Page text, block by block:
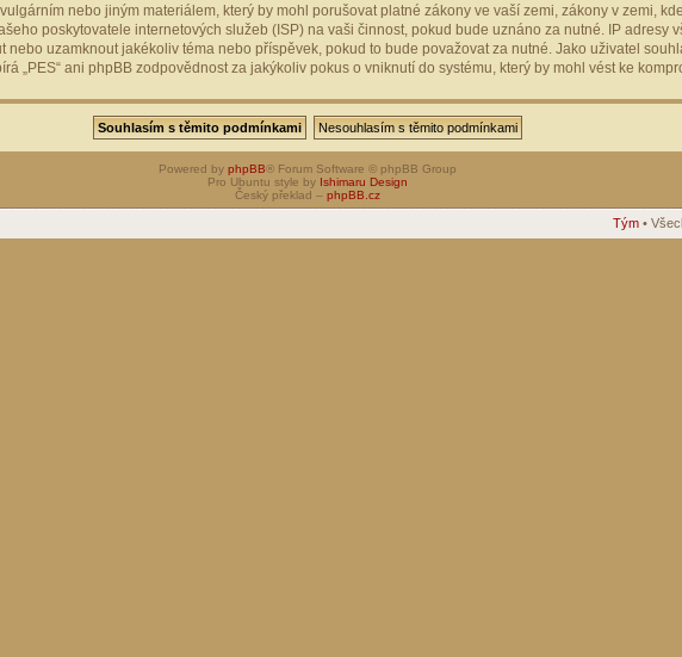
nebo jiným materiálem, který by mohl porušovat platné zákony ve vaší zemi, zákony v zemi,
poskytovatele internetových služeb (ISP) na vaši činnost, pokud bude uznáno za nutné. IP
nebo uzamknout jakékoliv téma nebo příspěvek, pokud to bude považovat za nutné. Jako uživatel
„PES“ ani phpBB zodpovědnost za jakýkoliv pokus o vniknutí do systému, který by mohl vést ke
Powered by phpBB® Forum Software © phpBB Group
Pro Ubuntu style by Ishimaru Design
Český překlad – phpBB.cz
Tým •